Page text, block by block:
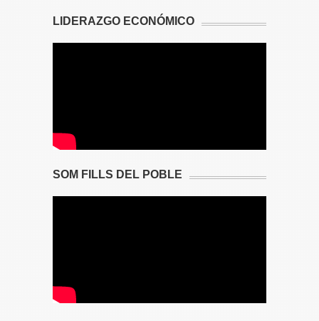
LIDERAZGO ECONÓMICO
SOM FILLS DEL POBLE